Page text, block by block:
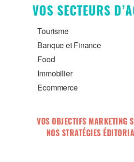
VOS SECTEURS
Tourisme
Banque et Finance
Food
Immobilier
Ecommerce
VOS OBJECTIFS MARKETING
NOS STRATÉGIES